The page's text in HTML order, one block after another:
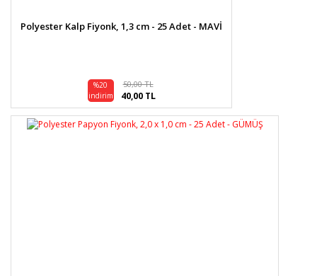
Polyester Kalp Fiyonk, 1,3 cm - 25 Adet - MAVİ
%20
indirim
50,00 TL
40,00 TL